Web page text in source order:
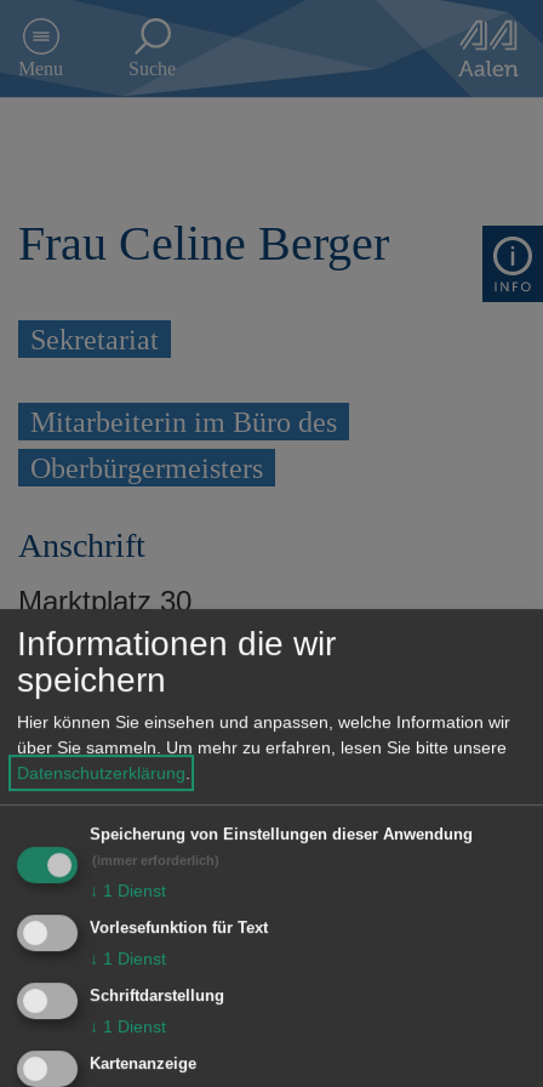
e
m
Menu Suche
Frau Celine Berger
Sekretariat
Mitarbeiterin im Büro des
Oberbürgermeisters
Anschrift
Marktplatz 30
73430 Aalen
Telefon: 07361 52-1000
E-Mail: ob-buero@aalen.de
Einrichtungen
Dezernat I - Oberbürgermeister
Frederick Brütting
Oberbürgermeister
Informationen die wir
speichern
Hier können Sie einsehen und anpassen, welche Information wir
über Sie sammeln. Um mehr zu erfahren, lesen Sie bitte unsere
Datenschutzerklärung.
Speicherung von Einstellungen dieser Anwendung
(immer erforderlich)
↓ 1 Dienst
Vorlesefunktion für Text
↓ 1 Dienst
Schriftdarstellung
↓ 1 Dienst
Kartenanzeige